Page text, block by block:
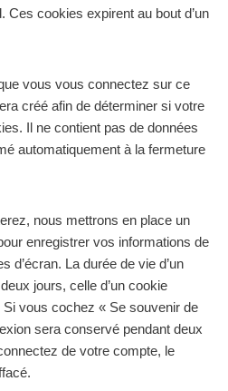
Ces cookies expirent au bout d’un
vous vous connectez sur ce
créé afin de déterminer si votre
Il ne contient pas de données
automatiquement à la fermeture
nous mettrons en place un
enregistrer vos informations de
d’écran. La durée de vie d’un
jours, celle d’un cookie
Si vous cochez « Se souvenir de
sera conservé pendant deux
de votre compte, le